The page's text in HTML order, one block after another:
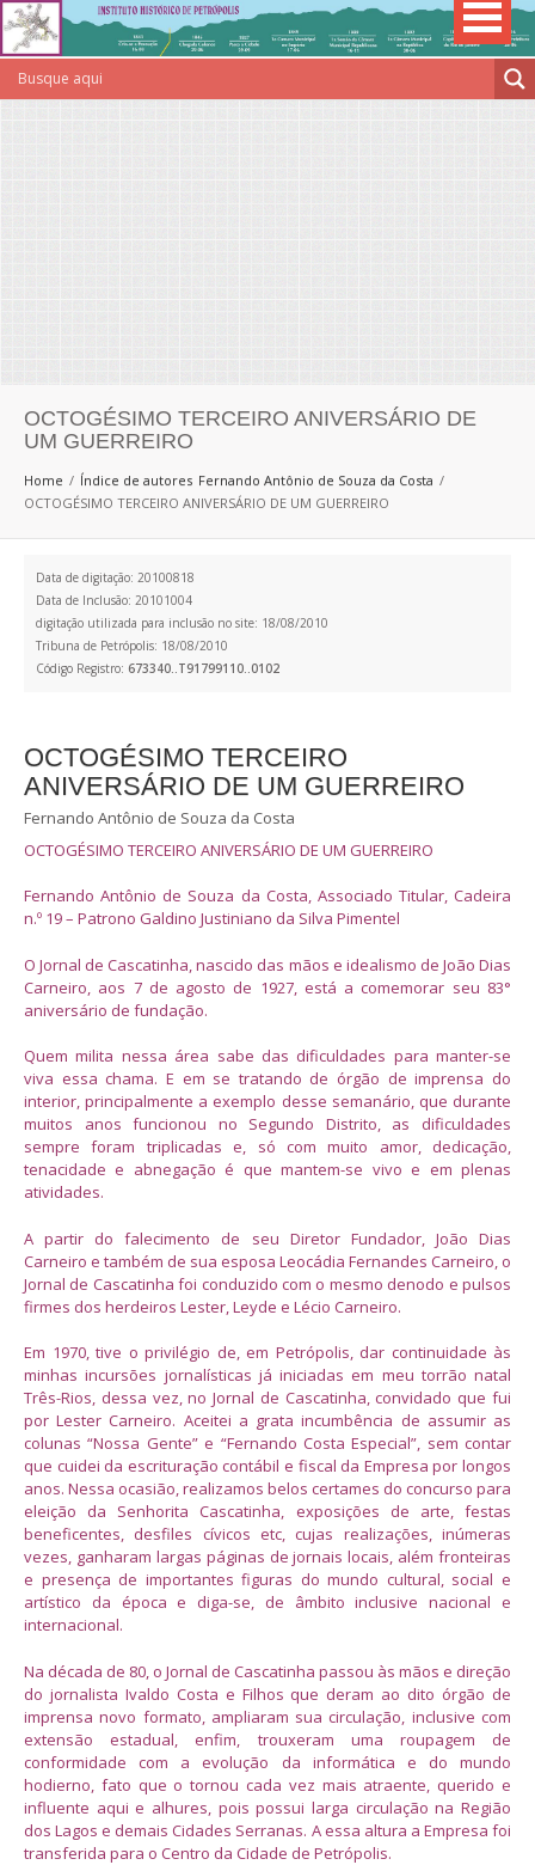
OCTOGÉSIMO TERCEIRO ANIVERSÁRIO DE
UM GUERREIRO
Home Índice de autores Fernando Antônio de Souza da Costa
OCTOGÉSIMO TERCEIRO ANIVERSÁRIO DE UM GUERREIRO
Data de digitação: 20100818
Data de Inclusão: 20101004
digitação utilizada para inclusão no site: 18/08/2010
Tribuna de Petrópolis: 18/08/2010
Código Registro: 673340..T91799110..0102
OCTOGÉSIMO TERCEIRO
ANIVERSÁRIO DE UM GUERREIRO
Fernando Antônio de Souza da Costa
OCTOGÉSIMO TERCEIRO ANIVERSÁRIO DE UM GUERREIRO
Fernando Antônio de Souza da Costa, Associado Titular, Cadeira
n.º 19 – Patrono Galdino Justiniano da Silva Pimentel
O Jornal de Cascatinha, nascido das mãos e idealismo de João Dias
Carneiro, aos 7 de agosto de 1927, está a comemorar seu 83°
aniversário de fundação.
Quem milita nessa área sabe das dificuldades para manter-se
viva essa chama. E em se tratando de órgão de imprensa do
interior, principalmente a exemplo desse semanário, que durante
muitos anos funcionou no Segundo Distrito, as dificuldades
sempre foram triplicadas e, só com muito amor, dedicação,
tenacidade e abnegação é que mantem-se vivo e em plenas
atividades.
A partir do falecimento de seu Diretor Fundador, João Dias
Carneiro e também de sua esposa Leocádia Fernandes Carneiro, o
Jornal de Cascatinha foi conduzido com o mesmo denodo e pulsos
firmes dos herdeiros Lester, Leyde e Lécio Carneiro.
Em 1970, tive o privilégio de, em Petrópolis, dar continuidade às
minhas incursões jornalísticas já iniciadas em meu torrão natal
Três-Rios, dessa vez, no Jornal de Cascatinha, convidado que fui
por Lester Carneiro. Aceitei a grata incumbência de assumir as
colunas “Nossa Gente” e “Fernando Costa Especial”, sem contar
que cuidei da escrituração contábil e fiscal da Empresa por longos
anos. Nessa ocasião, realizamos belos certames do concurso para
eleição da Senhorita Cascatinha, exposições de arte, festas
beneficentes, desfiles cívicos etc, cujas realizações, inúmeras
vezes, ganharam largas páginas de jornais locais, além fronteiras
e presença de importantes figuras do mundo cultural, social e
artístico da época e diga-se, de âmbito inclusive nacional e
internacional.
Na década de 80, o Jornal de Cascatinha passou às mãos e direção
do jornalista Ivaldo Costa e Filhos que deram ao dito órgão de
imprensa novo formato, ampliaram sua circulação, inclusive com
extensão estadual, enfim, trouxeram uma roupagem de
conformidade com a evolução da informática e do mundo
hodierno, fato que o tornou cada vez mais atraente, querido e
influente aqui e alhures, pois possui larga circulação na Região
dos Lagos e demais Cidades Serranas. A essa altura a Empresa foi
transferida para o Centro da Cidade de Petrópolis.